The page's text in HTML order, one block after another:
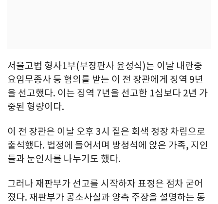
서울고법 형사1부(부장판사 윤성식)는 이날 내란중
요임무종사 등 혐의를 받는 이 전 장관에게 징역 9년
을 선고했다. 이는 징역 7년을 선고한 1심보다 2년 가
중된 형량이다.
이 전 장관은 이날 오후 3시 짙은 회색 정장 차림으로
출석했다. 법정에 들어서며 방청석에 앉은 가족, 지인
들과 눈인사를 나누기도 했다.
그러나 재판부가 선고를 시작하자 표정은 점차 굳어
졌다. 재판부가 공소사실과 양측 주장을 설명하는 동